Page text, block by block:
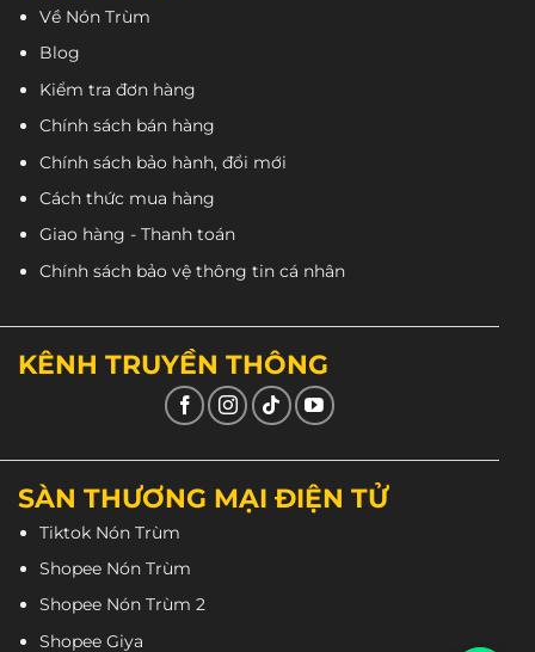
Về Nón Trùm
Blog
Kiểm tra đơn hàng
Chính sách bán hàng
Chính sách bảo hành, đổi mới
Cách thức mua hàng
Giao hàng - Thanh toán
Chính sách bảo vệ thông tin cá nhân
KÊNH TRUYỀN THÔNG
SÀN THƯƠNG MẠI ĐIỆN TỬ
Tiktok Nón Trùm
Shopee Nón Trùm
Shopee Nón Trùm 2
Shopee Giya